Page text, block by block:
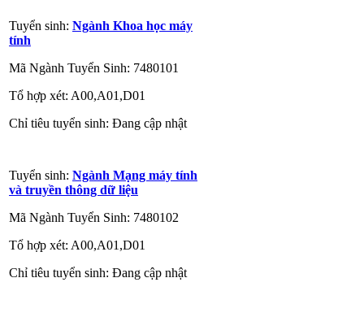
Tuyển sinh: Ngành Khoa học máy
tính
Mã Ngành Tuyển Sinh: 7480101
Tổ hợp xét: A00,A01,D01
Chỉ tiêu tuyển sinh: Đang cập nhật
Tuyển sinh: Ngành Mạng máy tính
và truyền thông dữ liệu
Mã Ngành Tuyển Sinh: 7480102
Tổ hợp xét: A00,A01,D01
Chỉ tiêu tuyển sinh: Đang cập nhật